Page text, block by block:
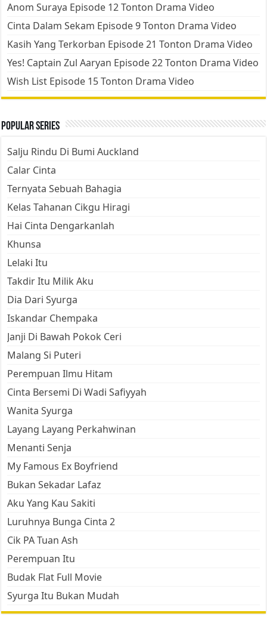
Anom Suraya Episode 12 Tonton Drama Video
Cinta Dalam Sekam Episode 9 Tonton Drama Video
Kasih Yang Terkorban Episode 21 Tonton Drama Video
Yes! Captain Zul Aaryan Episode 22 Tonton Drama Video
Wish List Episode 15 Tonton Drama Video
Popular Series
Salju Rindu Di Bumi Auckland
Calar Cinta
Ternyata Sebuah Bahagia
Kelas Tahanan Cikgu Hiragi
Hai Cinta Dengarkanlah
Khunsa
Lelaki Itu
Takdir Itu Milik Aku
Dia Dari Syurga
Iskandar Chempaka
Janji Di Bawah Pokok Ceri
Malang Si Puteri
Perempuan Ilmu Hitam
Cinta Bersemi Di Wadi Safiyyah
Wanita Syurga
Layang Layang Perkahwinan
Menanti Senja
My Famous Ex Boyfriend
Bukan Sekadar Lafaz
Aku Yang Kau Sakiti
Luruhnya Bunga Cinta 2
Cik PA Tuan Ash
Perempuan Itu
Budak Flat Full Movie
Syurga Itu Bukan Mudah